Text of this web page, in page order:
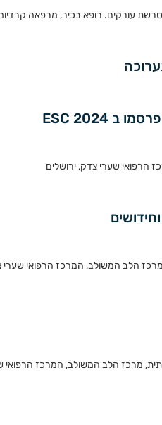
עורקים. רופא בכיר, מרפאה
הרפואי שערי צדק, ירושלים
מרכז הלב המשולב, המרכז הרפואי שערי
מרכז הלב המשולב, המרכז הרפואי